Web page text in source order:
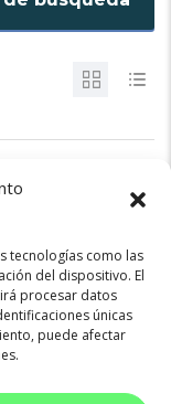
tecnologías como las
del dispositivo. El
procesar datos
únicas
puede afectar
your filter